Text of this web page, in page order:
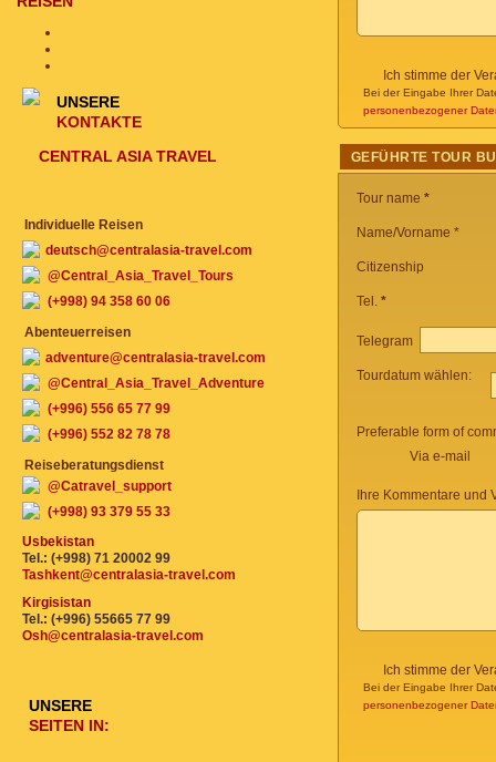
Ich stimme der
Bei der Eingabe Ihrer
personenbezogener
GEFÜHRTE TOUR
Tour name *
Name/Vorname *
Citizenship
Tel. *
Telegram
Tourdatum wählen:
Preferable form of
Via e-mail
Ihre Kommentare und
Ich stimme der
Bei der Eingabe Ihrer
personenbezogener
UNSERE
KONTAKTE
CENTRAL ASIA TRAVEL
Individuelle Reisen
deutsch@centralasia-travel.com
@Central_Asia_Travel_Tours
(+998) 94 358 60 06
Abenteuerreisen
adventure@centralasia-travel.com
@Central_Asia_Travel_Adventure
(+996) 556 65 77 99
(+996) 552 82 78 78
Reiseberatungsdienst
@Catravel_support
(+998) 93 379 55 33
Usbekistan
Tel.: (+998) 71 20002 99
Tashkent@centralasia-travel.com
Kirgisistan
Tel.: (+996) 55665 77 99
Osh@centralasia-travel.com
UNSERE
SEITEN IN: